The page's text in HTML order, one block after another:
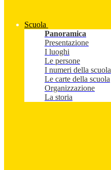
Scuola
Panoramica
Presentazione
I luoghi
Le persone
I numeri della scuola
Le carte della scuola
Organizzazione
La storia